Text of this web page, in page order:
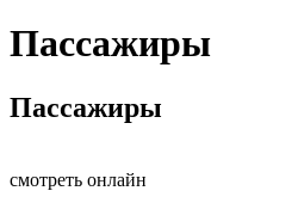
Пассажиры
Пассажиры
смотреть онлайн